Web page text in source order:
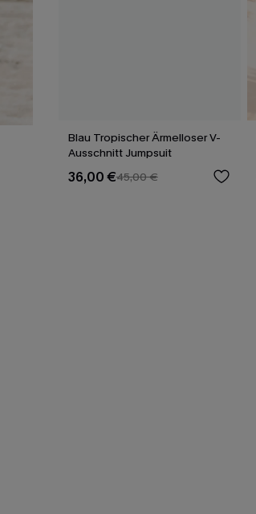
Blau Tropischer Ärmelloser V-
Ausschnitt Jumpsuit
36,00 €45,00 €